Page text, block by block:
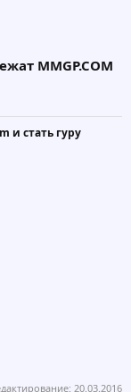
MMGP.COM
и стать гуру
20.03.2016